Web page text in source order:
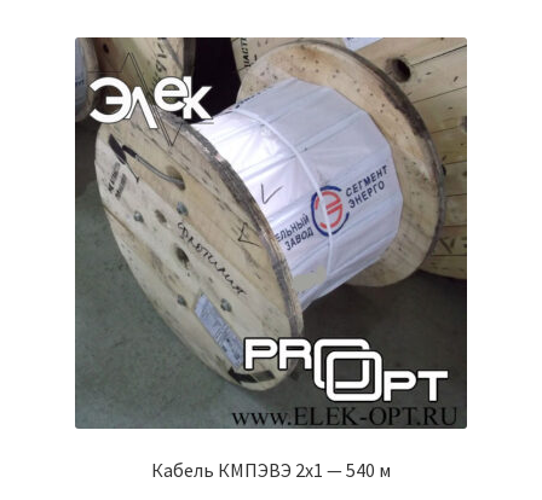
Кабель КМПЭВЭ 2х1 — 540 м